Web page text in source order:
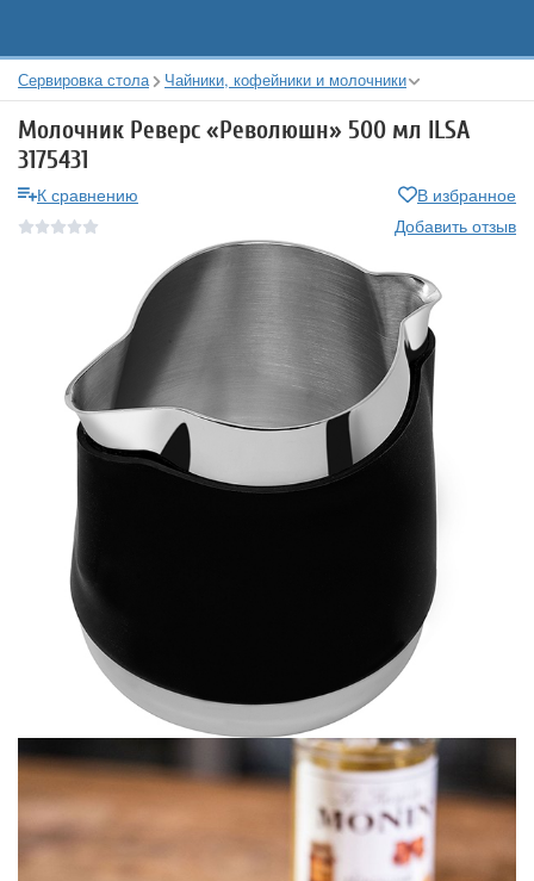
Сервировка стола Чайники, кофейники и молочники
Молочник Реверс «Революшн» 500 мл ILSA
3175431
К сравнению
В избранное
Добавить отзыв